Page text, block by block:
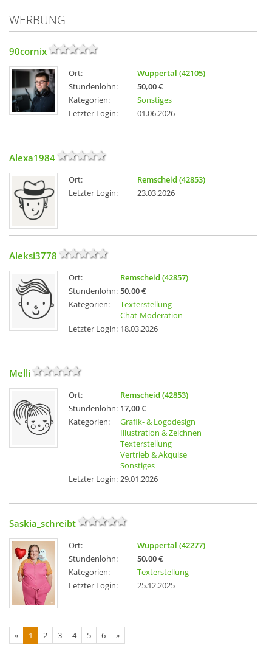
WERBUNG
90cornix
Ort:
Wuppertal (42105)
Stundenlohn:
50,00 €
Kategorien:
Sonstiges
Letzter Login:
01.06.2026
Alexa1984
Ort:
Remscheid (42853)
Letzter Login:
23.03.2026
Aleksi3778
Ort:
Remscheid (42857)
Stundenlohn: 50,00 €
Kategorien:
Texterstellung
Chat-Moderation
Letzter Login: 18.03.2026
Melli
Ort:
Remscheid (42853)
Stundenlohn: 17,00 €
Kategorien:
Grafik- & Logodesign
Illustration & Zeichnen
Texterstellung
Vertrieb & Akquise
Sonstiges
Letzter Login: 29.01.2026
Saskia_schreibt
Ort:
Wuppertal (42277)
Stundenlohn:
50,00 €
Kategorien:
Texterstellung
Letzter Login:
25.12.2025
« 1 2 3 4 5 6 »